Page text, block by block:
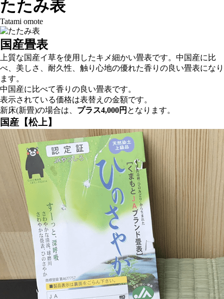
たたみ表
Tatami omote
国産畳表
上質な国産イ草を使用したキメ細かい畳表です。中国産に比
べ、美しさ、耐久性、触り心地の優れた香りの良い畳表になり
ます。
中国産に比べて香りの良い畳表です。
表示されている価格は表替えの金額です。
新床(新畳)の場合は、 プラス4,000円 となります。
国産【松上】